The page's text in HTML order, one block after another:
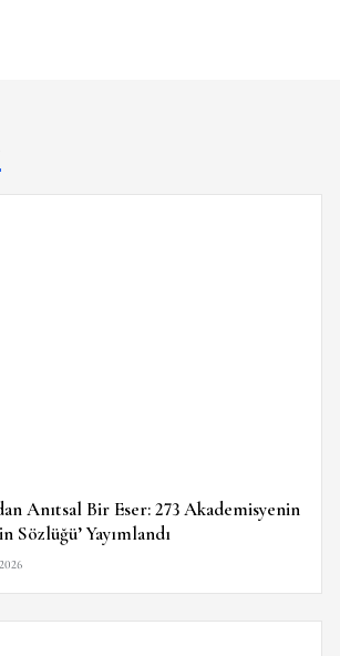
Anıtsal Bir Eser: 273 Akademisyenin
Sözlüğü’ Yayımlandı